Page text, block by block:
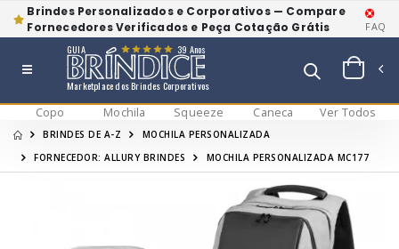
Brindes Personalizados e Corporativos — Compare
Fornecedores Verificados e Peça Cotação Grátis
FAQ
Marketplace dos Brindes Corporativos
GUIA 39 Anos
Copo Mochila Squeeze Caneca Ver Todos
BRINDES DE A-Z
MOCHILA PERSONALIZADA
FORNECEDOR: ALLURY BRINDES
MOCHILA PERSONALIZADA MC177